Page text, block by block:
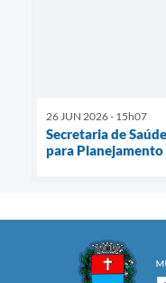
26 JUN 2026 - 15h07
Secretaria de
para